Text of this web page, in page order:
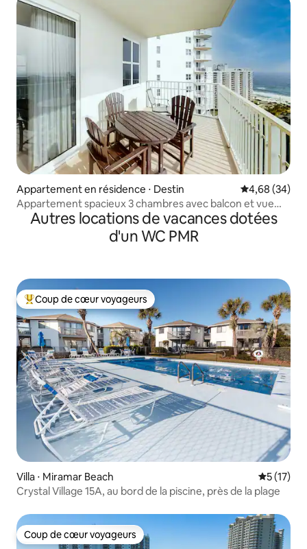
Appartement en résidence ⋅ Destin Évaluation
4,68 (34)
Appartement spacieux 3 chambres avec balcon et vue
sur l'océan
Autres locations de vacances dotées
d'un WC PMR
Coups de cœur voyageurs les plus appréciés
Coup de cœur voyageurs
Villa ⋅ Miramar Beach
5 (17)
Crystal Village 15A, au bord de la piscine, près de la plage
Coup de cœur voyageurs
Coup de cœur voyageurs